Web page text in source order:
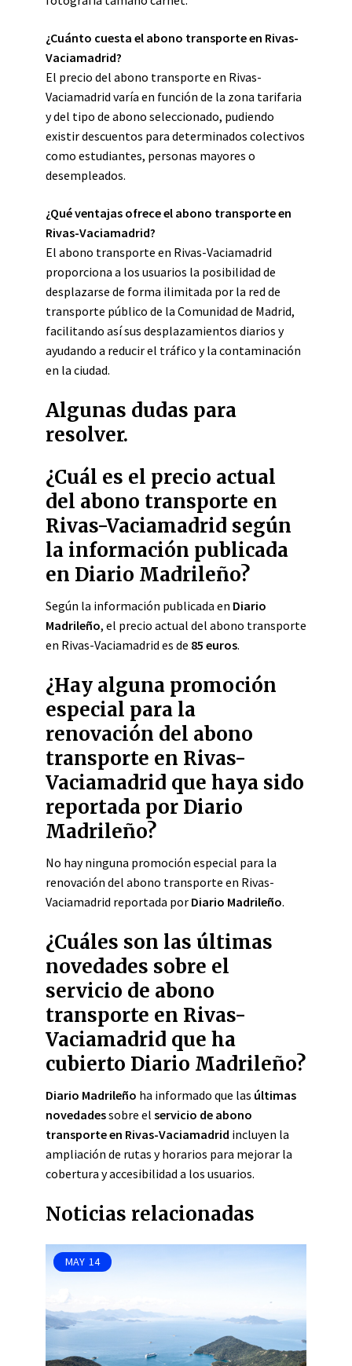
¿Cuánto cuesta el abono transporte en Rivas-
Vaciamadrid?
El precio del abono transporte en Rivas-
Vaciamadrid varía en función de la zona tarifaria
y del tipo de abono seleccionado, pudiendo
existir descuentos para determinados colectivos
como estudiantes, personas mayores o
desempleados.
¿Qué ventajas ofrece el abono transporte en
Rivas-Vaciamadrid?
El abono transporte en Rivas-Vaciamadrid
proporciona a los usuarios la posibilidad de
desplazarse de forma ilimitada por la red de
transporte público de la Comunidad de Madrid,
facilitando así sus desplazamientos diarios y
ayudando a reducir el tráfico y la contaminación
en la ciudad.
Algunas dudas para
resolver.
¿Cuál es el precio actual
del abono transporte en
Rivas-Vaciamadrid según
la información publicada
en Diario Madrileño?
Según la información publicada en Diario
Madrileño, el precio actual del abono transporte
en Rivas-Vaciamadrid es de 85 euros.
¿Hay alguna promoción
especial para la
renovación del abono
transporte en Rivas-
Vaciamadrid que haya sido
reportada por Diario
Madrileño?
No hay ninguna promoción especial para la
renovación del abono transporte en Rivas-
Vaciamadrid reportada por Diario Madrileño.
¿Cuáles son las últimas
novedades sobre el
servicio de abono
transporte en Rivas-
Vaciamadrid que ha
cubierto Diario Madrileño?
Diario Madrileño ha informado que las últimas
novedadessobre el servicio de abono
transporte en Rivas-Vaciamadrid incluyen la
ampliación de rutas y horarios para mejorar la
cobertura y accesibilidad a los usuarios.
Noticias relacionadas
MAY 14